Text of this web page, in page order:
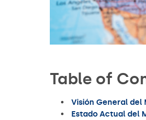
Table of
Visión General del
Estado Actual del